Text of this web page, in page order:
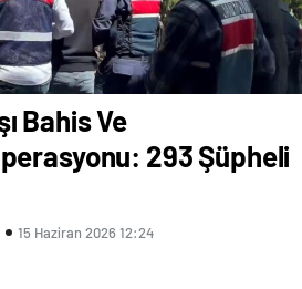
Bahis Ve
293 Şüpheli
15 Haziran 2026 12:24